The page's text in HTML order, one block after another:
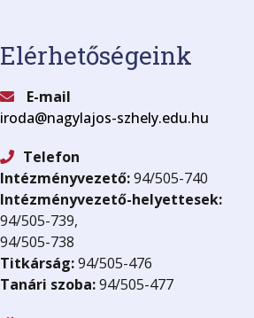
Elérhetőségeink
E-mail
iroda@nagylajos-szhely.edu.hu
Telefon
Intézményvezető:94/505-740
Intézményvezető-helyettesek:
94/505-739,
94/505-738
Titkárság:94/505-476
Tanári szoba:94/505-477